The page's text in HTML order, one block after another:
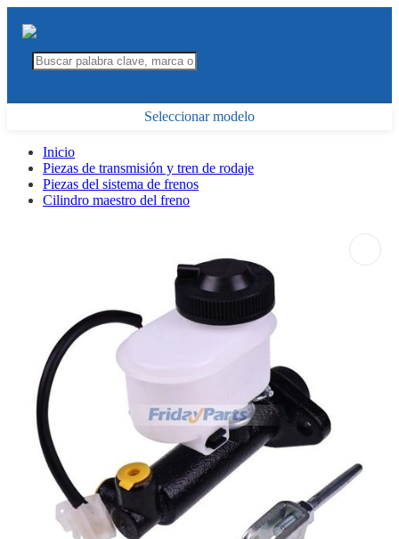
Seleccionar modelo
Inicio
Piezas de transmisión y tren de rodaje
Piezas del sistema de frenos
Cilindro maestro del freno